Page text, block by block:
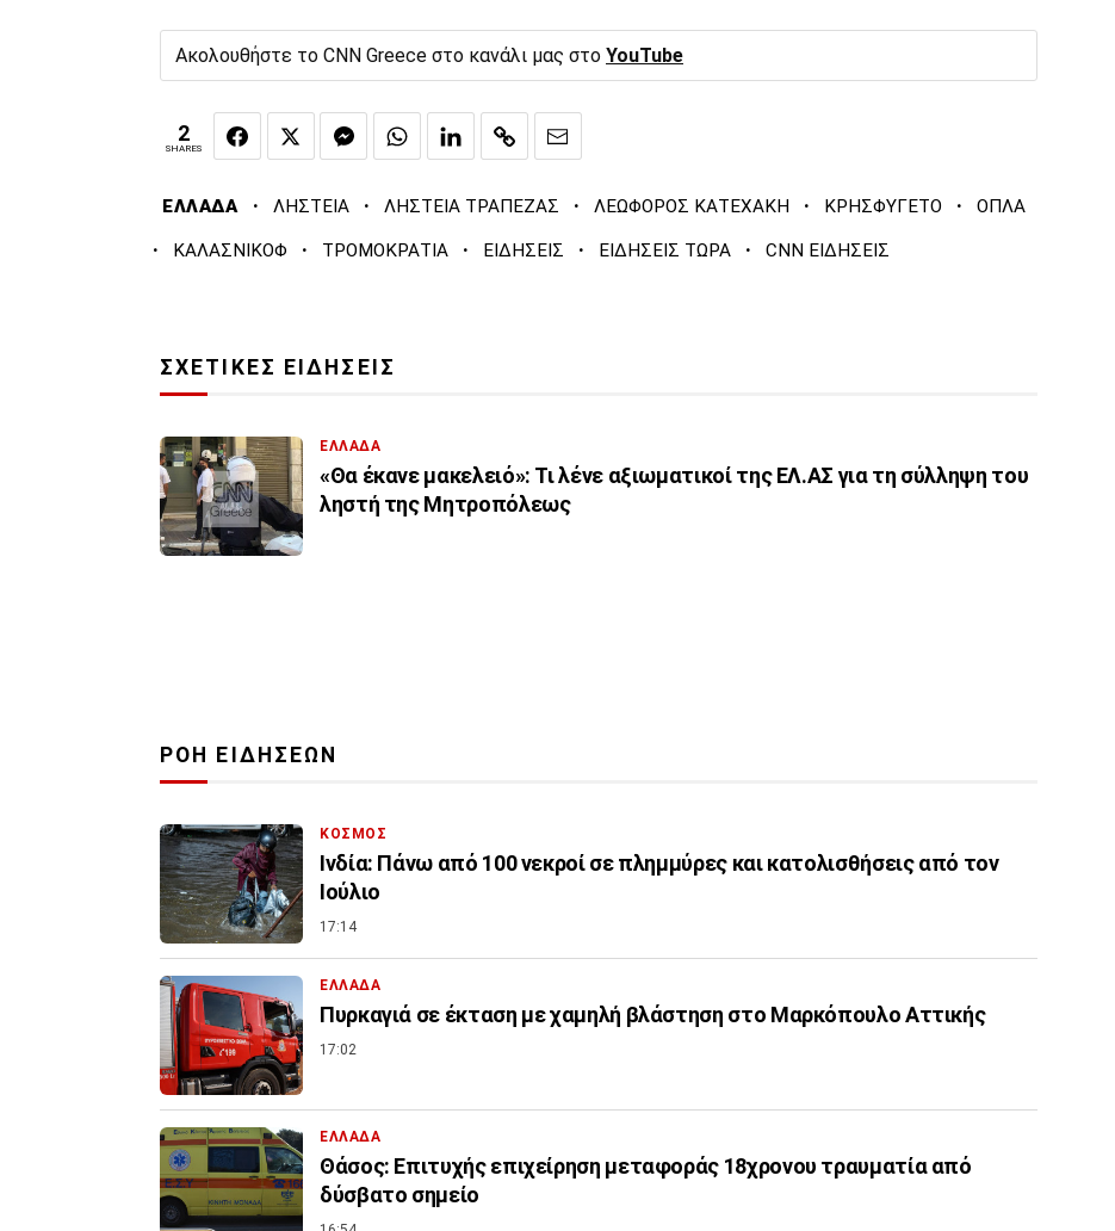
Ακολουθήστε το CNN Greece στο κανάλι μας στο YouTube
2
SHARES
ΕΛΛΑΔΑ · ΛΗΣΤΕΙΑ · ΛΗΣΤΕΙΑ ΤΡΑΠΕΖΑΣ · ΛΕΩΦΟΡΟΣ ΚΑΤΕΧΑΚΗ · ΚΡΗΣΦΥΓΕΤΟ · ΟΠΛΑ
· ΚΑΛΑΣΝΙΚΟΦ · ΤΡΟΜΟΚΡΑΤΙΑ · ΕΙΔΗΣΕΙΣ · ΕΙΔΗΣΕΙΣ ΤΩΡΑ · CNN ΕΙΔΗΣΕΙΣ
ΣΧΕΤΙΚΕΣ ΕΙΔΗΣΕΙΣ
ΕΛΛΑΔΑ
«Θα έκανε μακελειό»: Τι λένε αξιωματικοί της ΕΛ.ΑΣ για τη σύλληψη του
ληστή της Μητροπόλεως
ΡΟΗ ΕΙΔΗΣΕΩΝ
ΚΟΣΜΟΣ
Ινδία: Πάνω από 100 νεκροί σε πλημμύρες και κατολισθήσεις από τον
Ιούλιο
17:14
ΕΛΛΑΔΑ
Πυρκαγιά σε έκταση με χαμηλή βλάστηση στο Μαρκόπουλο Αττικής
17:02
ΕΛΛΑΔΑ
Θάσος: Επιτυχής επιχείρηση μεταφοράς 18χρονου τραυματία από
δύσβατο σημείο